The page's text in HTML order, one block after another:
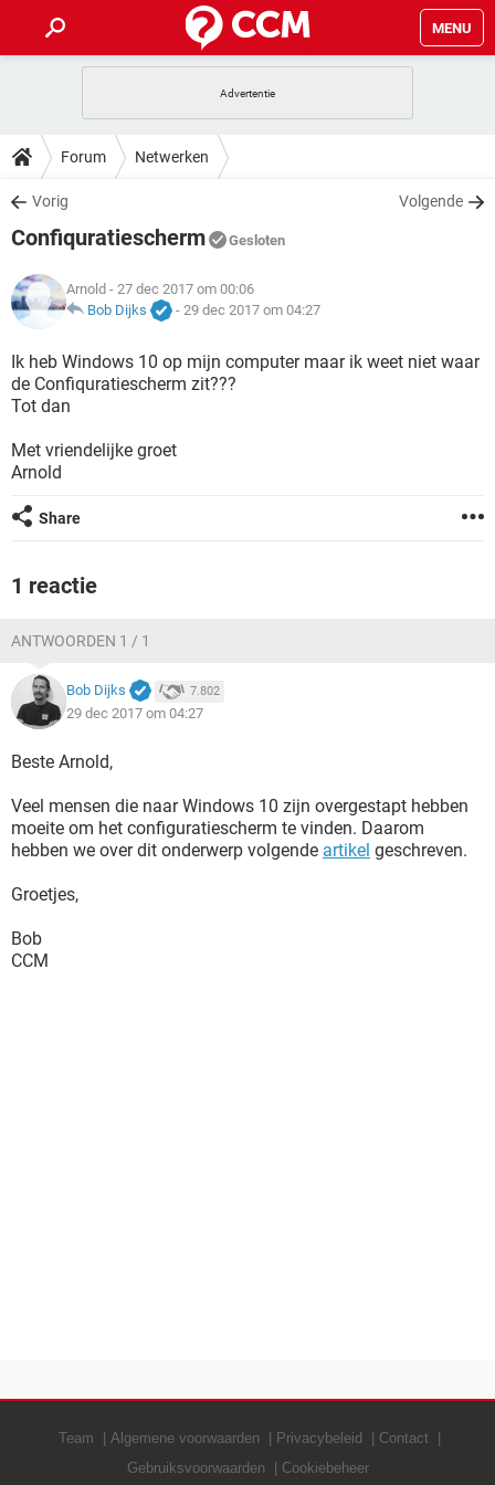
MENU
INSTAGRAM
NETFLIX
GRATIS SNAPCHAT
TIKTOK
HOW-TO
VIDEOBELLEN
GRATIS
TIKTOK
DOWNLOADS
VIDEOBELLEN GAMES
INSTAGRAM
NETFLIX CORONAVIRUS
GRATIS
TIKTOK
VIDEOBELLEN
INSTAGRAM
NETFLIX CORONAVIRUS
GRATIS
TIKTOK
ARTIKELEN
VIDEOBELLEN
INSTAGRAM
GRATIS
TIKTOK
Forum Netwerken
Vorig Volgende
Confiquratiescherm Gesloten
Arnold - 27 dec 2017 om 00:06
Bob Dijks
- 29 dec 2017 om 04:27
Ik heb Windows 10 op mijn computer maar ik weet niet waar
de Confiquratiescherm zit???
Tot dan
Met vriendelijke groet
Arnold
Share
1 reactie
ANTWOORDEN 1 / 1
Bob Dijks 7.802
29 dec 2017 om 04:27
Beste Arnold,
Veel mensen die naar Windows 10 zijn overgestapt hebben
moeite om het configuratiescherm te vinden. Daarom
hebben we over dit onderwerp volgende artikel geschreven.
Groetjes,
Bob
CCM
Team Algemene voorwaarden Privacybeleid
Contact
Gebruiksvoorwaarden
Cookiebeheer